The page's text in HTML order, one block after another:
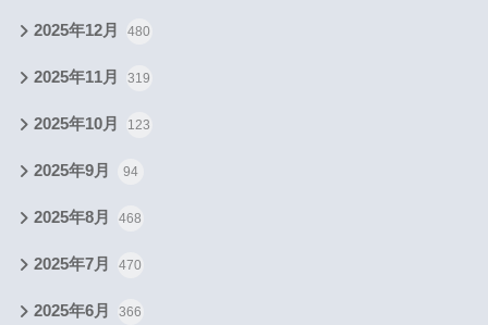
2025年12月 480
2025年11月 319
2025年10月 123
2025年9月 94
2025年8月 468
2025年7月 470
2025年6月 366